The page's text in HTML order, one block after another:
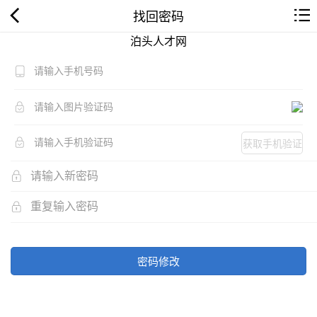
找回密码
泊头人才网
获取手机验证
密码修改